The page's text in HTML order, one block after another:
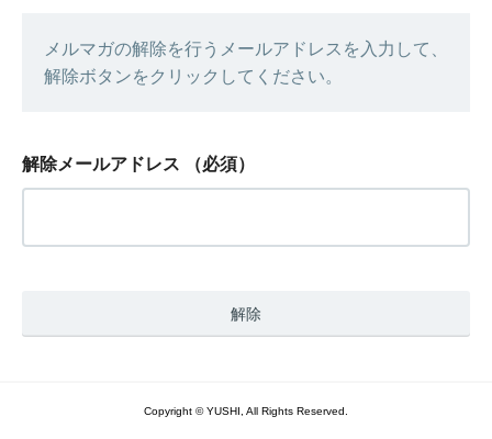
メルマガの解除を行うメールアドレスを入力して、
解除ボタンをクリックしてください。
解除メールアドレス （必須）
Copyright © YUSHI, All Rights Reserved.